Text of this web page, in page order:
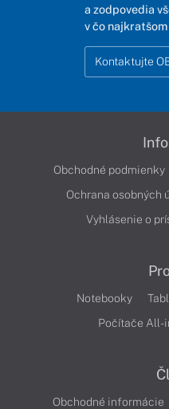
a zodpovedia
v čo najkratšom
Kontaktujte
Obchodné podmienky
Ochrana osobných
Vyhlásenie o
Notebooky
Počítače All-
Obchodné informácie